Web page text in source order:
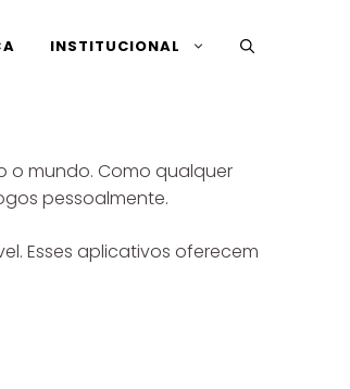
INSTITUCIONAL
o mundo. Como qualquer
pessoalmente.
Esses aplicativos oferecem